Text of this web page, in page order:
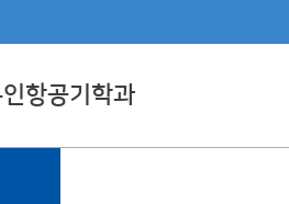
항공기학과